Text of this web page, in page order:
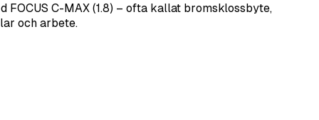
C-MAX (1.8) – ofta kallat bromsklossbyte,
och arbete.